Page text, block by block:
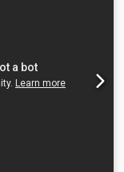
پنجره, تهویه